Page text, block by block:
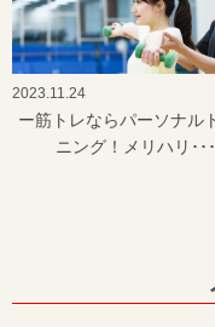
2023.11.24
ー筋トレならパーソナル
ニング！メリハリ･･･